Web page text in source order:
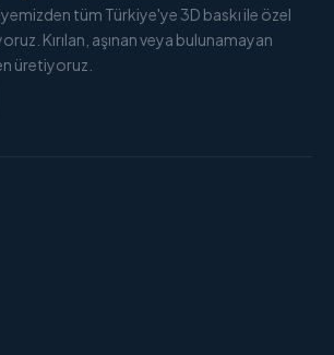
tüm Türkiye'ye 3D baskı ile özel
Kırılan, aşınan veya bulunamayan
üretiyoruz.